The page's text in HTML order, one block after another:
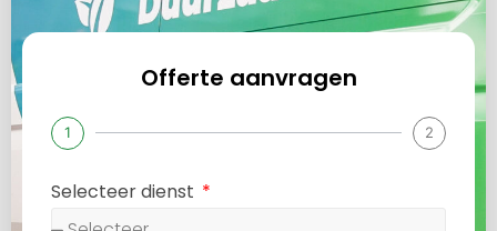
Offerte aanvragen
1 2
Selecteer dienst